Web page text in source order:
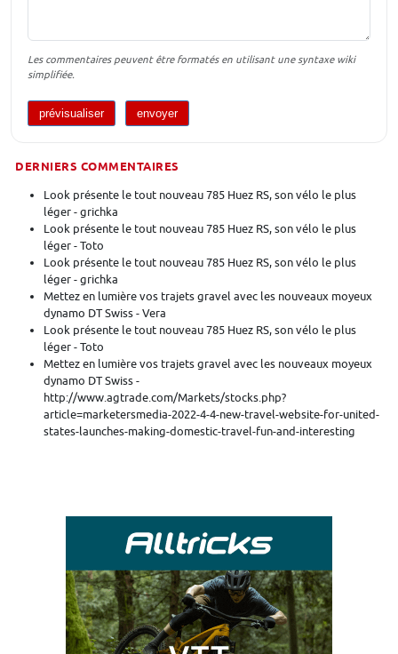
Les commentaires peuvent être formatés en utilisant une syntaxe wiki
simplifiée.
DERNIERS COMMENTAIRES
Look présente le tout nouveau 785 Huez RS, son vélo le plus
léger - grichka
Look présente le tout nouveau 785 Huez RS, son vélo le plus
léger - Toto
Look présente le tout nouveau 785 Huez RS, son vélo le plus
léger - grichka
Mettez en lumière vos trajets gravel avec les nouveaux moyeux
dynamo DT Swiss - Vera
Look présente le tout nouveau 785 Huez RS, son vélo le plus
léger - Toto
Mettez en lumière vos trajets gravel avec les nouveaux moyeux
dynamo DT Swiss -
http://www.agtrade.com/Markets/stocks.php?
article=marketersmedia-2022-4-4-new-travel-website-for-united-
states-launches-making-domestic-travel-fun-and-interesting